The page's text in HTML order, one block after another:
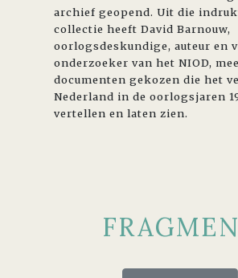
archief geopend. Uit die
collectie heeft David Barnouw,
oorlogsdeskundige, auteur en
onderzoeker van het NIOD,
documenten gekozen die het
Nederland in de oorlogsjaren
vertellen en laten zien.